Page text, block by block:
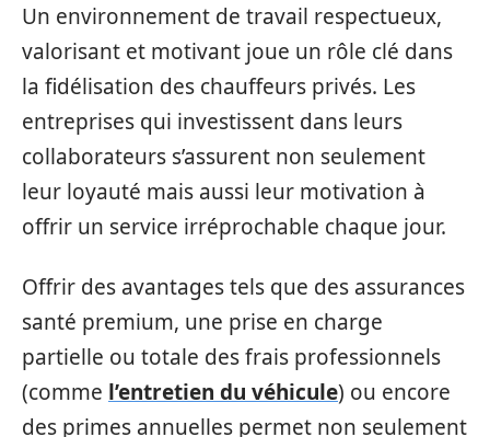
Un environnement de travail respectueux,
valorisant et motivant joue un rôle clé dans
la fidélisation des chauffeurs privés. Les
entreprises qui investissent dans leurs
collaborateurs s’assurent non seulement
leur loyauté mais aussi leur motivation à
offrir un service irréprochable chaque jour.
Offrir des avantages tels que des assurances
santé premium, une prise en charge
partielle ou totale des frais professionnels
(comme l’entretien du véhicule) ou encore
des primes annuelles permet non seulement